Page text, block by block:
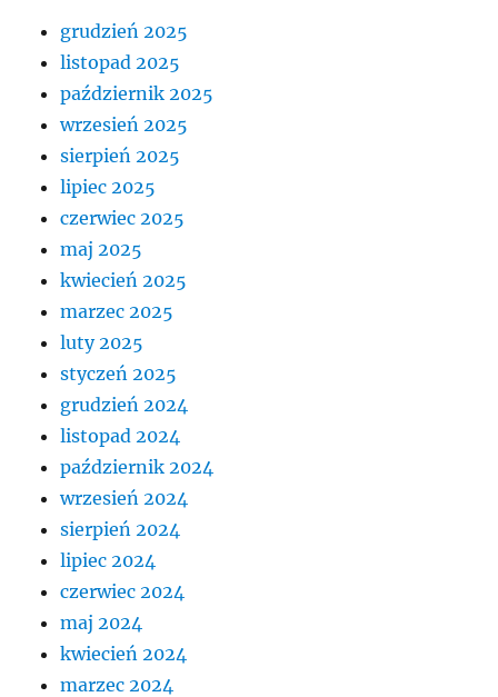
grudzień 2025
listopad 2025
październik 2025
wrzesień 2025
sierpień 2025
lipiec 2025
czerwiec 2025
maj 2025
kwiecień 2025
marzec 2025
luty 2025
styczeń 2025
grudzień 2024
listopad 2024
październik 2024
wrzesień 2024
sierpień 2024
lipiec 2024
czerwiec 2024
maj 2024
kwiecień 2024
marzec 2024